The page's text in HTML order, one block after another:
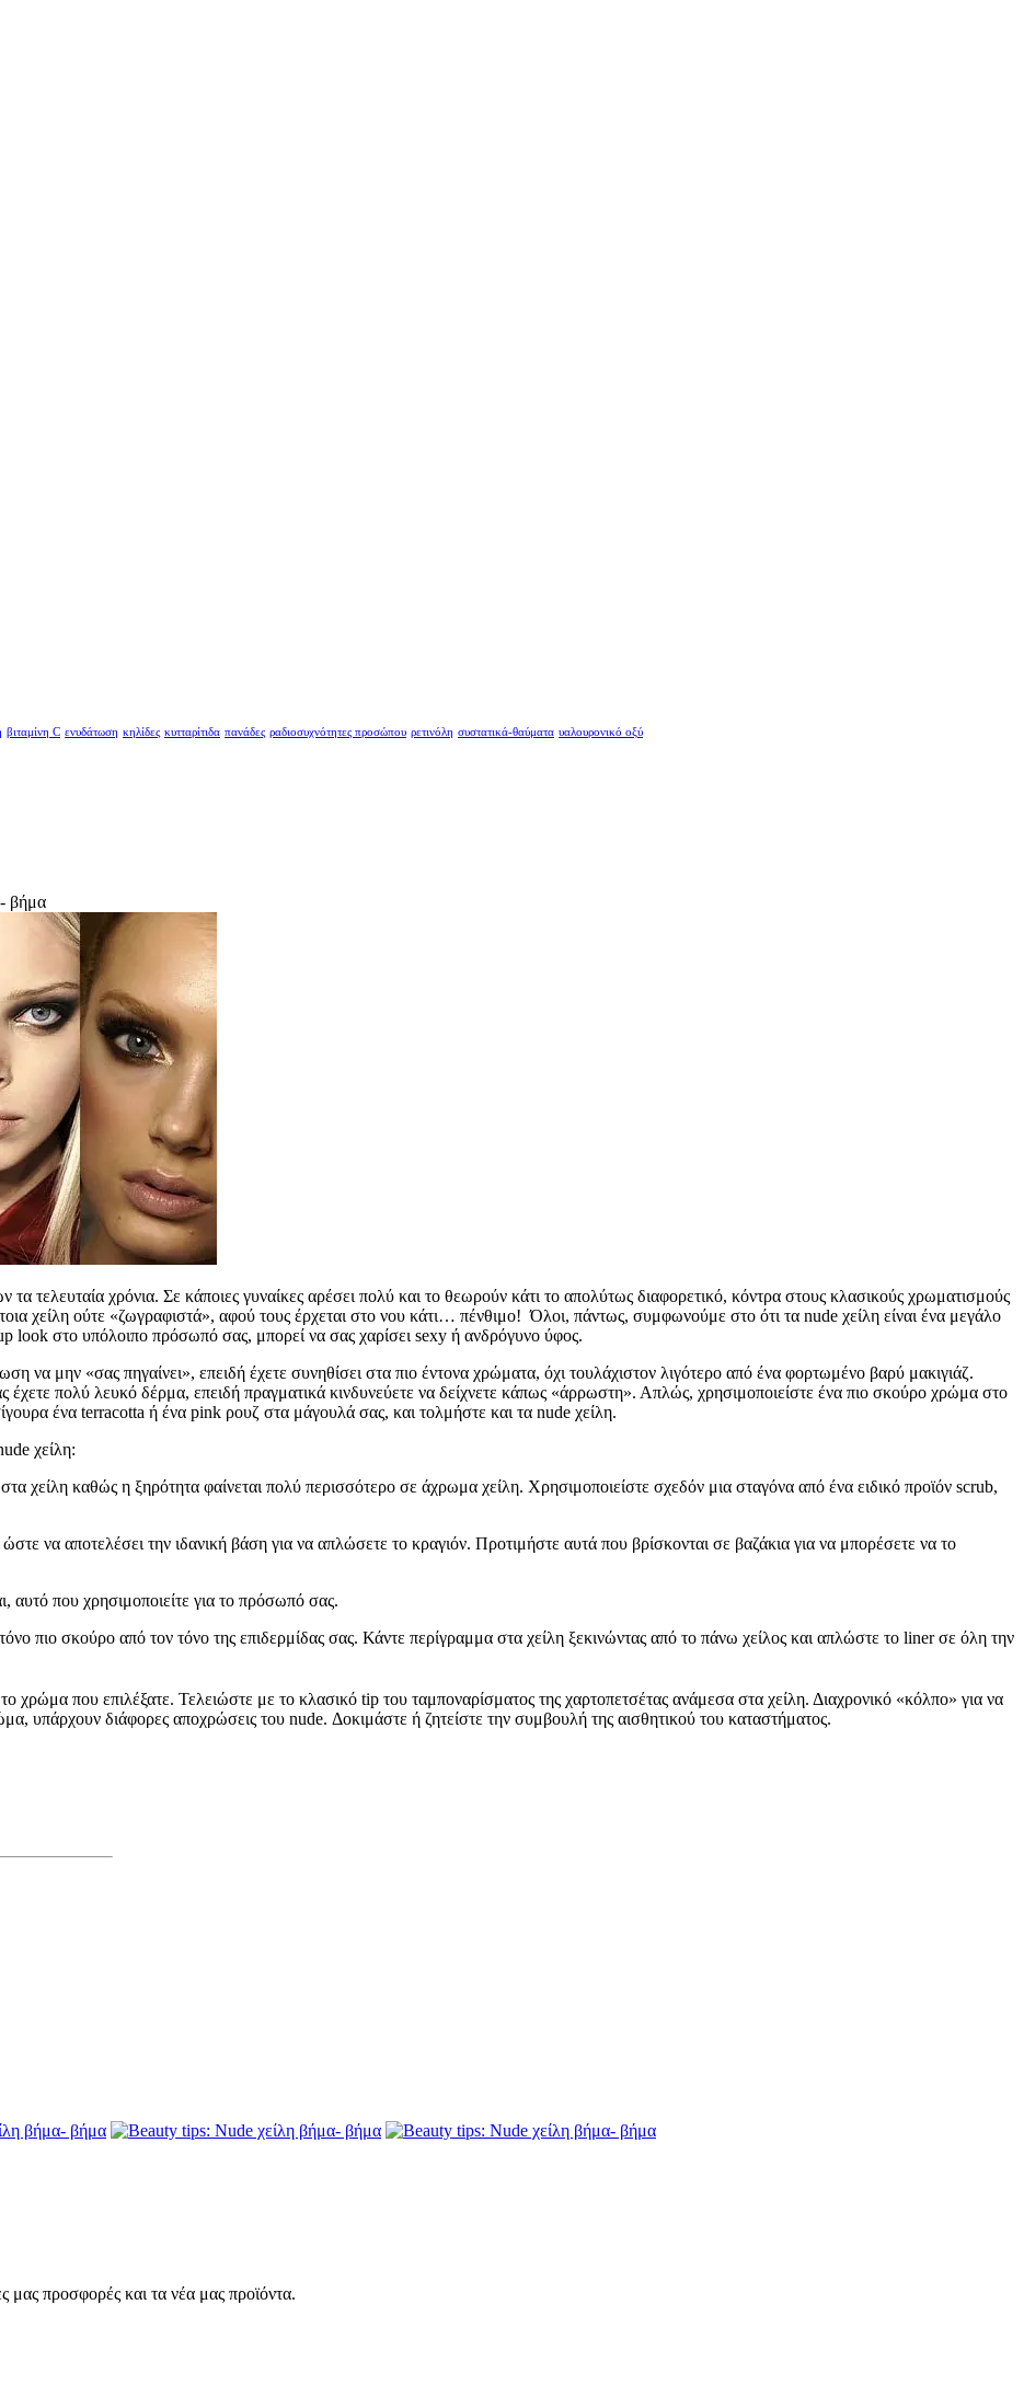
βιταμίνη C ενυδάτωση κηλίδες κυτταρίτιδα πανάδες ραδιοσυχνότητες προσώπου ρετινόλη συστατικά-θαύματα υαλουρονικό οξύ
βήμα
τα τελευταία χρόνια. Σε κάποιες γυναίκες αρέσει πολύ και το θεωρούν κάτι το απολύτως διαφορετικό, κόντρα στους κλασικούς χρωματισμούς
χείλη ούτε «ζωγραφιστά», αφού τους έρχεται στο νου κάτι… πένθιμο! Όλοι, πάντως, συμφωνούμε στο ότι τα nude χείλη είναι ένα μεγάλο
look στο υπόλοιπο πρόσωπό σας, μπορεί να σας χαρίσει sexy ή ανδρόγυνο ύφος.
να μην «σας πηγαίνει», επειδή έχετε συνηθίσει στα πιο έντονα χρώματα, όχι τουλάχιστον λιγότερο από ένα φορτωμένο βαρύ μακιγιάζ.
πολύ λευκό δέρμα, επειδή πραγματικά κινδυνεύετε να δείχνετε κάπως «άρρωστη». Απλώς, χρησιμοποιείστε ένα πιο σκούρο χρώμα στο
ένα terracotta ή ένα pink ρουζ στα μάγουλά σας, και τολμήστε και τα nude χείλη.
χείλη:
χείλη καθώς η ξηρότητα φαίνεται πολύ περισσότερο σε άχρωμα χείλη. Χρησιμοποιείστε σχεδόν μια σταγόνα από ένα ειδικό προϊόν scrub,
να αποτελέσει την ιδανική βάση για να απλώσετε το κραγιόν. Προτιμήστε αυτά που βρίσκονται σε βαζάκια για να μπορέσετε να το
που χρησιμοποιείτε για το πρόσωπό σας.
πιο σκούρο από τον τόνο της επιδερμίδας σας. Κάντε περίγραμμα στα χείλη ξεκινώντας από το πάνω χείλος και απλώστε το liner σε όλη την
που επιλέξατε. Τελειώστε με το κλασικό tip του ταμποναρίσματος της χαρτοπετσέτας ανάμεσα στα χείλη. Διαχρονικό «κόλπο» για να
υπάρχουν διάφορες αποχρώσεις του nude. Δοκιμάστε ή ζητείστε την συμβουλή της αισθητικού του καταστήματος.
μας προσφορές και τα νέα μας προϊόντα.